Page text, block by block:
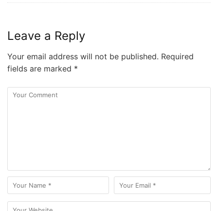
Leave a Reply
Your email address will not be published. Required
fields are marked *